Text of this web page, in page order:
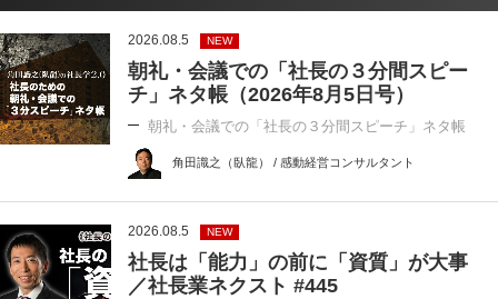
2026.08.5 NEW
朝礼・会議での「社長の３分間スピー
チ」ネタ帳（2026年8月5日号）
朝礼・会議での「社長の３分間スピーチ」ネタ帳
角田識之（臥龍） / 感動経営コンサルタント
2026.08.5 NEW
社長は「能力」の前に「資質」が大事
／社長業ネクスト #445